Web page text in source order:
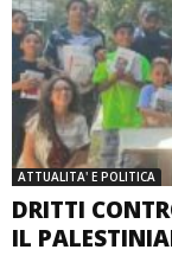
ATTUALITA' E POLITICA
DRITTI
IL